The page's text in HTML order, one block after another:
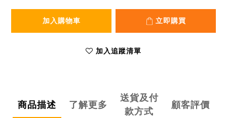
加入購物車 立即購買
加入追蹤清單
商品描述 了解更多
送貨及付
款方式
顧客評價